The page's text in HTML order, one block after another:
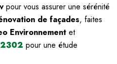
pour vous assurer une sérénité
de façades, faites
Environnement et
pour une étude